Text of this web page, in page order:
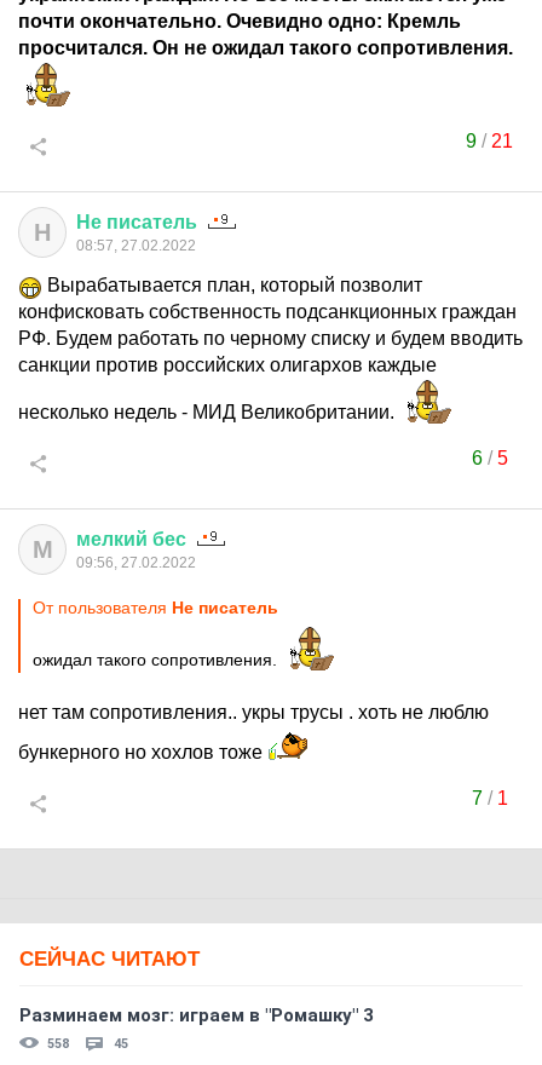
почти окончательно. Очевидно одно: Кремль
просчитался. Он не ожидал такого сопротивления.
9 / 21
Н Не писатель
08:57, 27.02.2022
Вырабатывается план, который позволит
конфисковать собственность подсанкционных граждан
РФ. Будем работать по черному списку и будем вводить
санкции против российских олигархов каждые
несколько недель - МИД Великобритании.
6/5
М мелкий бес
09:56, 27.02.2022
От пользователя Не писатель
ожидал такого сопротивления.
нет там сопротивления.. укры трусы . хоть не люблю
бункерного но хохлов тоже
7/ 1
СЕЙЧАС ЧИТАЮТ
Разминаем мозг: играем в "Ромашку" 3
558 45